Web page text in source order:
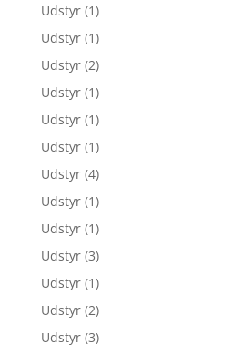
Udstyr (1)
Udstyr (1)
Udstyr (2)
Udstyr (1)
Udstyr (1)
Udstyr (1)
Udstyr (4)
Udstyr (1)
Udstyr (1)
Udstyr (3)
Udstyr (1)
Udstyr (2)
Udstyr (3)